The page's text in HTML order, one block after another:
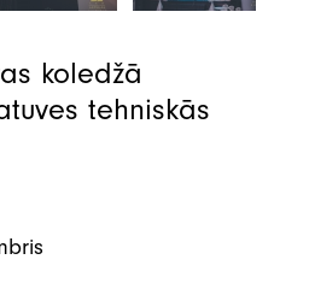
koledžā
tehniskās